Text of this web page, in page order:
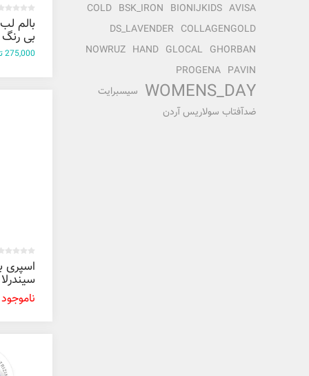
بالم
بی رنگ
275,000 تومان
اسپری
میل
ناموجود
AVISA
BIONIJKIDS
BSK_IRON
COLD
COLLAGENGOLD
DS_LAVENDER
GHORBAN
GLOCAL
HAND
NOWRUZ
PAVIN
PROGENA
WOMENS_DAY سیسبرایت
ضدآفتاب سولاریس آردن